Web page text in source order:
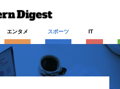
エンタメ スポーツ IT